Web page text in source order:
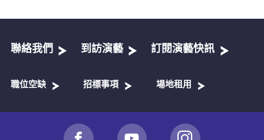
聯絡我們 到訪演藝 訂閱演藝快訊
職位空缺 招標事項 場地租用